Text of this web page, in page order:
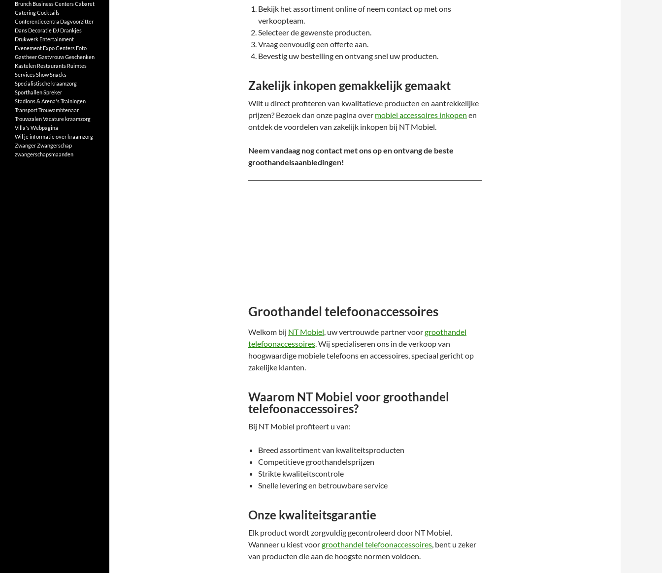
Bekijk het assortiment online of neem contact op met ons
verkoopteam.
Selecteer de gewenste producten.
Vraag eenvoudig een offerte aan.
Bevestig uw bestelling en ontvang snel uw producten.
Zakelijk inkopen gemakkelijk gemaakt
Wilt u direct profiteren van kwalitatieve producten en aantrekkelijke
prijzen? Bezoek dan onze pagina over mobiel accessoires inkopen en
ontdek de voordelen van zakelijk inkopen bij NT Mobiel.
Neem vandaag nog contact met ons op en ontvang de beste
groothandelsaanbiedingen!
Groothandel telefoonaccessoires
Welkom bij NT Mobiel, uw vertrouwde partner voorgroothandel
telefoonaccessoires. Wij specialiseren ons in de verkoop van
hoogwaardige mobiele telefoons en accessoires, speciaal gericht op
zakelijke klanten.
Waarom NT Mobiel voor groothandel
telefoonaccessoires?
Bij NT Mobiel profiteert u van:
Breed assortiment van kwaliteitsproducten
Competitieve groothandelsprijzen
Strikte kwaliteitscontrole
Snelle levering en betrouwbare service
Onze kwaliteitsgarantie
Elk product wordt zorgvuldig gecontroleerd door NT Mobiel.
Wanneer u kiest voorgroothandel telefoonaccessoires, bent u zeker
van producten die aan de hoogste normen voldoen.
Brunch Business CentersCabaret
CateringCocktails
Conferentiecentra Dagvoorzitter
Dans Decoratie DJ Drankjes
Drukwerk Entertainment
Evenement Expo Centers Foto
GastheerGastvrouwGeschenken
Kastelen Restaurants Ruimtes
ServicesShowSnacks
Specialistische kraamzorg
SporthallenSpreker
Stadions & Arena'sTrainingen
TransportTrouwambtenaar
TrouwzalenVacature kraamzorg
Villa'sWebpagina
Wil je informatie over kraamzorg
ZwangerZwangerschap
zwangerschapsmaanden